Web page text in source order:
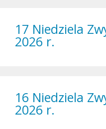
17 Niedziela
2026 r.
16 Niedziela
2026 r.